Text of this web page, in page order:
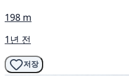
198 m
1년 전
저장